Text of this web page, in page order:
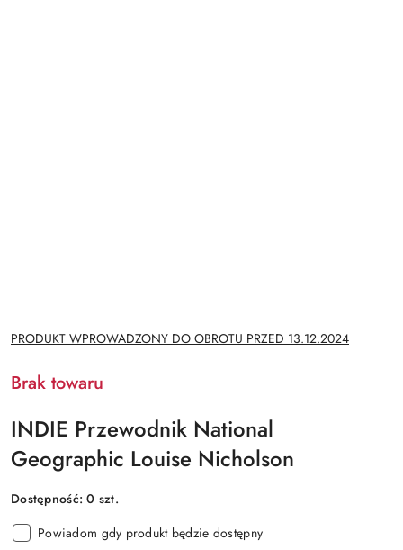
NAZWA
PRODUCENTA:
PRODUKT WPROWADZONY DO OBROTU PRZED 13.12.2024
Brak towaru
INDIE Przewodnik National
Geographic Louise Nicholson
Dostępność:0 szt.
Powiadom gdy produkt będzie dostępny